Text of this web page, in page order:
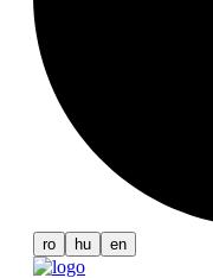
ro hu en